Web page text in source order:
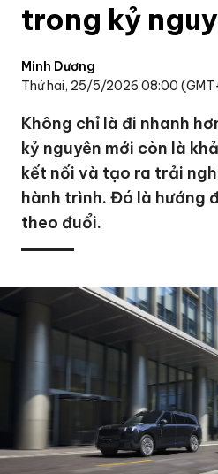
trong kỷ
Minh Dương
Thứ hai, 25/5/2026 08:00
Không chỉ là đi nhanh
kỷ nguyên mới còn là
kết nối và tạo ra trải
hành trình. Đó là hướng
theo đuổi.